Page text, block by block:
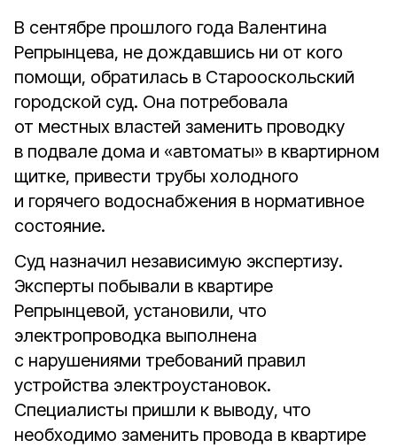
В сентябре прошлого года Валентина
Репрынцева, не дождавшись ни от кого
помощи, обратилась в Старооскольский
городской суд. Она потребовала
от местных властей заменить проводку
в подвале дома и «автоматы» в квартирном
щитке, привести трубы холодного
и горячего водоснабжения в нормативное
состояние.
Суд назначил независимую экспертизу.
Эксперты побывали в квартире
Репрынцевой, установили, что
электропроводка выполнена
с нарушениями требований правил
устройства электроустановок.
Специалисты пришли к выводу, что
необходимо заменить провода в квартире